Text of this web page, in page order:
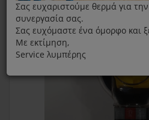
Σας ευχαριστούμε θερμά για
συνεργασία σας.
Σας ευχόμαστε ένα όμορφο και
Με εκτίμηση,
Service λυμπέρης